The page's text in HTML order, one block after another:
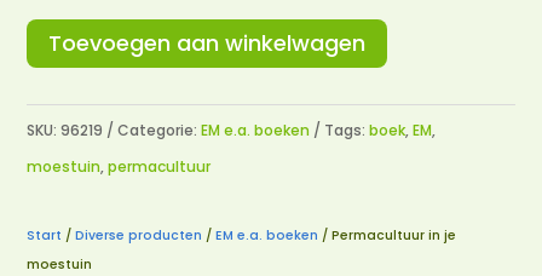
Toevoegen aan winkelwagen
SKU:96219 Categorie:EM e.a. boeken Tags:boek,EM,
moestuin,permacultuur
Start /Diverse producten /EM e.a. boeken / Permacultuur in je
moestuin